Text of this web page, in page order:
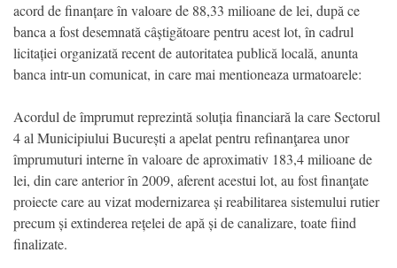
acord de finanțare în valoare de 88,33 milioane de lei, după ce
banca a fost desemnată câștigătoare pentru acest lot, în cadrul
licitației organizată recent de autoritatea publică locală, anunta
banca intr-un comunicat, in care mai mentioneaza urmatoarele:
Acordul de împrumut reprezintă soluția financiară la care Sectorul
4 al Municipiului București a apelat pentru refinanţarea unor
împrumuturi interne în valoare de aproximativ 183,4 milioane de
lei, din care anterior în 2009, aferent acestui lot, au fost finanţate
proiecte care au vizat modernizarea și reabilitarea sistemului rutier
precum și extinderea rețelei de apă și de canalizare, toate fiind
finalizate.